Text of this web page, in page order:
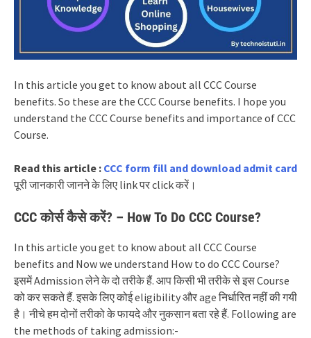
In this article you get to know about all CCC Course
benefits. So these are the CCC Course benefits. I hope you
understand the CCC Course benefits and importance of CCC
Course.
Read this article : CCC form fill and download admit card
पूरी जानकारी जानने के लिए link पर click करें।
CCC कोर्स कैसे करें? – How To Do CCC Course?
In this article you get to know about all CCC Course
benefits and Now we understand How to do CCC Course?
इसमें Admission लेने के दो तरीके हैं. आप किसी भी तरीके से इस Course
को कर सकते हैं. इसके लिए कोई eligibility और age निर्धारित नहीं की गयी
है। नीचे हम दोनों तरीको के फायदे और नुकसान बता रहे हैं. Following are
the methods of taking admission:-